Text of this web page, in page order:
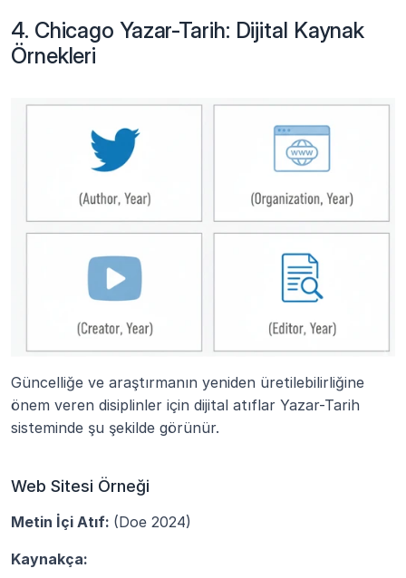
4. Chicago Yazar-Tarih: Dijital Kaynak
Örnekleri
Güncelliğe ve araştırmanın yeniden üretilebilirliğine
önem veren disiplinler için dijital atıflar Yazar-Tarih
sisteminde şu şekilde görünür.
Web Sitesi Örneği
Metin İçi Atıf: (Doe 2024)
Kaynakça: